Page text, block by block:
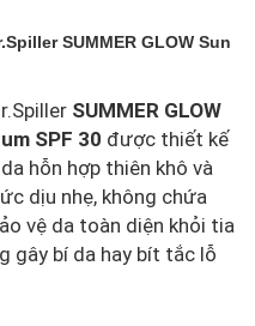
SUMMER GLOW Sun
SUMMER GLOW
SPF 30 được thiết kế
hỗn hợp thiên khô và
dịu nhẹ, không chứa
vệ da toàn diện khỏi tia
gây bí da hay bít tắc lỗ